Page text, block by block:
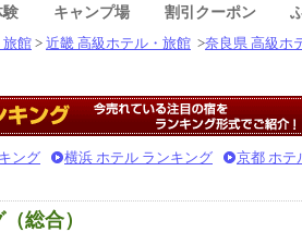
験 キャンプ場 割引クーポン
旅館 > 近畿 高級ホテル・旅館 >奈良県 高級ホ
ング 横浜 ホテル ランキング 京都 ホテ
総合）